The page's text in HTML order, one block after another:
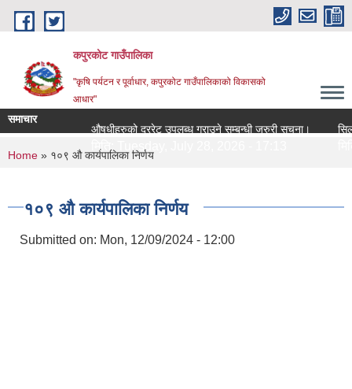
Skip to main content
कपुरकोट गाउँपालिका
"कृषि पर्यटन र पूर्वाधार, कपुरकोट गाउँपालिकाको विकासको
आधार"
समाचार
औषधीहरुको दररेट उपलब्ध गराउने सम्बन्धी जरुरी सूचना।
मिति: Tuesday, July 28, 2026 - 17:13
You are here
Home » १०९ औ कार्यपालिका निर्णय
१०९ औ कार्यपालिका निर्णय
Submitted on: Mon, 12/09/2024 - 12:00